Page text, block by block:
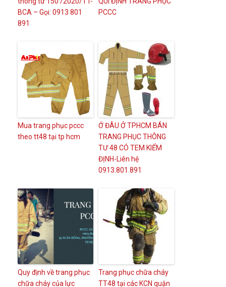
BCA – Gọi: 0913 801
891
PCCC
Mua trang phục pccc
theo tt48 tại tp hcm
Ở ĐÂU Ở TPHCM BÁN
TRANG PHỤC THÔNG
TƯ 48 CÓ TEM KIỂM
ĐỊNH-Liên hệ
0913.801.891
Quy định về trang phục
chữa cháy của lực
Trang phục chữa cháy
TT48 tại các KCN quận